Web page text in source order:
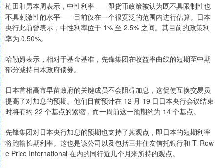
植田和男本周表示，中性利率——即货币政策被认为既不具限制性也
不具刺激性的水平——目前仅在一个很宽泛的范围内进行估算。日本
央行此前曾表示，中性利率位于 1% 至 2.5% 之间。其目前的政策利
率为 0.50%。
哈勒姆表示，相对于基金基准，先锋集团在收益率曲线的短期至中期
部分减持日本政府债券。
日本首相高市早苗政府的关键成员不会阻碍加息，这促使互换交易员
提高了对加息的预期。他们目前预计在 12 月 19 日日本央行会议结束
时将有约 22 个基点的紧缩，而一周前这一预期约为 14 个基点。
先锋集团对日本央行加息的预期也支持了其观点，即日本的短期利率
将跑输长期利率。这也是该公司以及包括三井住友信托银行和 T. Row
e Price International 在内的同行近几个月来所持的观点。